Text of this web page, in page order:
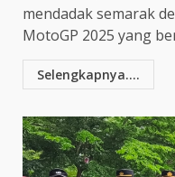
mendadak semarak
MotoGP 2025 yang
Selengkapnya....